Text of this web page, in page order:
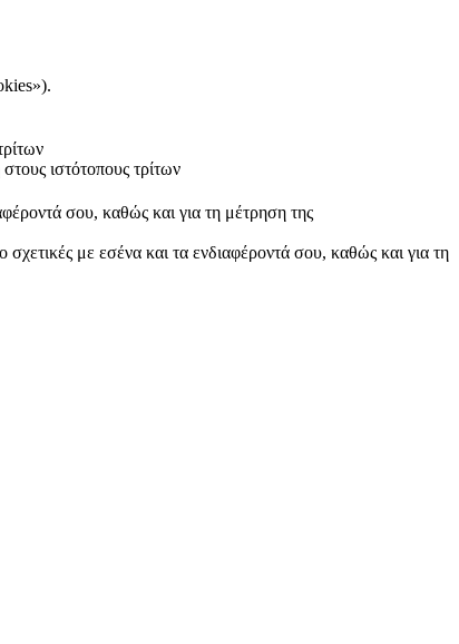
ιστότοπους τρίτων
σου, καθώς και για τη μέτρηση της
με εσένα και τα ενδιαφέροντά σου, καθώς και για τη